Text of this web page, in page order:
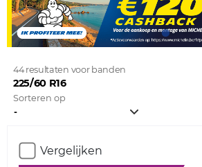
44 resultaten voor banden
225/60 R16
Sorteren op
Vergelijken